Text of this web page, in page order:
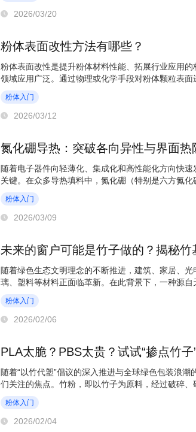
2026/03/20
粉体表面改性方法有哪些？
粉体表面改性是提升粉体材料性能、拓展行业应用
领域应用广泛。通过物理或化学手段对粉体颗粒表
性等关键特性，让...
粉体入门
2026/03/12
氮化硼导热：突破各向异性与界面热
随着电子器件向轻薄化、集成化和高性能化方向快
关键。在众多导热填料中，氮化硼（特别是六方氮
为高性能绝缘导热...
粉体入门
2026/03/09
未来的窗户可能是竹子做的？揭秘竹
随着绿色生态文明理念的不断推进，建筑、家居、
璃、塑料等材料正面临革新。在此背景下，一种源
——竹基透明材料，正...
粉体入门
2026/02/06
PLA太脆？PBS太贵？试试“掺点竹子”
随着“以竹代塑”倡议的深入推进与全球绿色包装浪
们关注的焦点。竹粉，即以竹子为原料，经过破碎
可再生、可完全...
粉体入门
2026/02/04